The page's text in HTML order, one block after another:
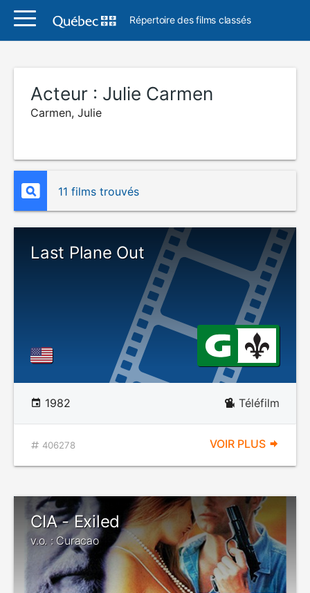
Répertoire des films classés
Acteur : Julie Carmen
Carmen, Julie
11 films trouvés
Last Plane Out
1982 Téléfilm
406278 VOIR PLUS
CIA - Exiled
v.o. : Curacao